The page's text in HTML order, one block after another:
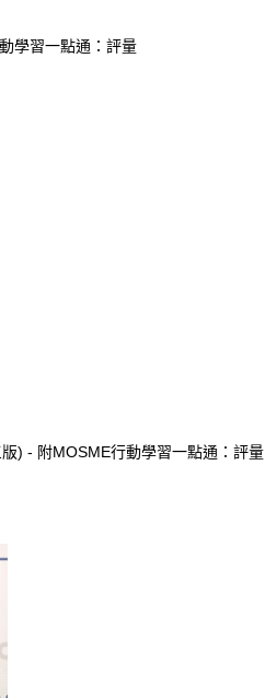
學習一點通：評量
) - 附MOSME行動學習一點通：評量